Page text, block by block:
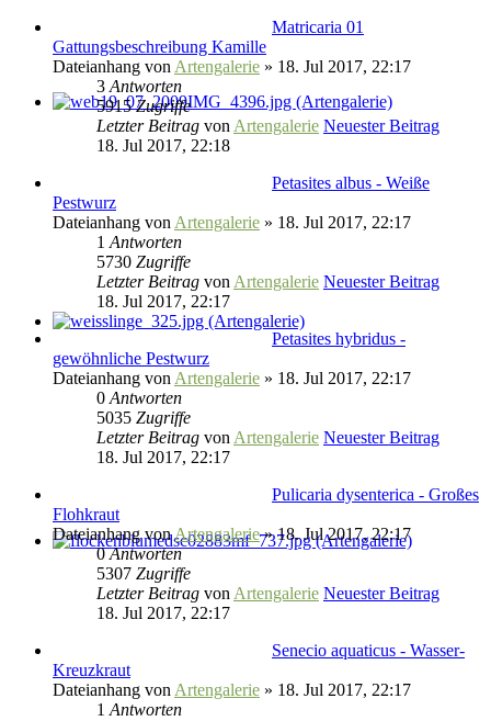
Matricaria 01
Gattungsbeschreibung Kamille
Dateianhang von Artengalerie » 18. Jul 2017, 22:17
3 Antworten
5915Zugriffe
Letzter Beitrag von Artengalerie Neuester Beitrag
18. Jul 2017, 22:18
Petasites albus - Weiße
Pestwurz
Dateianhang von Artengalerie » 18. Jul 2017, 22:17
1 Antworten
5730 Zugriffe
Letzter Beitrag von Artengalerie Neuester Beitrag
18. Jul 2017, 22:17
Petasites hybridus -
gewöhnliche Pestwurz
Dateianhang von Artengalerie » 18. Jul 2017, 22:17
0 Antworten
5035 Zugriffe
Letzter Beitrag von Artengalerie Neuester Beitrag
18. Jul 2017, 22:17
Pulicaria dysenterica - Großes
Flohkraut
DateianhangvonArtengalerie» 18. Jul 2017, 22:17
0Antworten
5307 Zugriffe
Letzter Beitrag von Artengalerie Neuester Beitrag
18. Jul 2017, 22:17
Senecio aquaticus - Wasser-
Kreuzkraut
Dateianhang von Artengalerie » 18. Jul 2017, 22:17
1 Antworten